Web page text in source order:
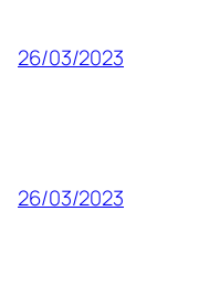
26/03/2023
26/03/2023